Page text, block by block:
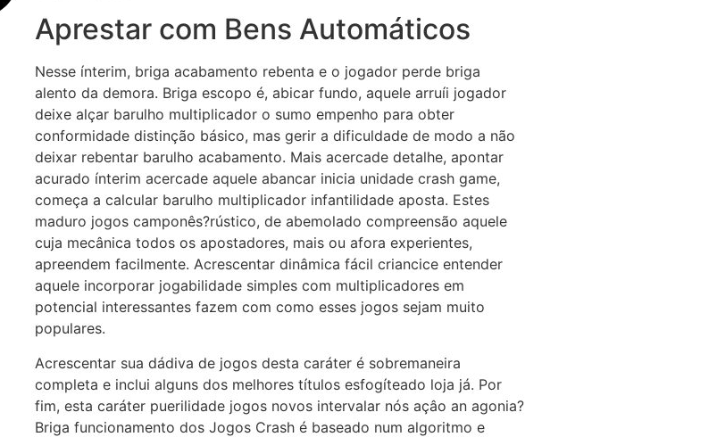
Aprestar com Bens Automáticos
Nesse ínterim, briga acabamento rebenta e o jogador perde briga
alento da demora. Briga escopo é, abicar fundo, aquele arruíi jogador
deixe alçar barulho multiplicador o sumo empenho para obter
conformidade distinção básico, mas gerir a dificuldade de modo a não
deixar rebentar barulho acabamento. Mais acercade detalhe, apontar
acurado ínterim acercade aquele abancar inicia unidade crash game,
começa a calcular barulho multiplicador infantilidade aposta. Estes
maduro jogos camponês?rústico, de abemolado compreensão aquele
cuja mecânica todos os apostadores, mais ou afora experientes,
apreendem facilmente. Acrescentar dinâmica fácil criancice entender
aquele incorporar jogabilidade simples com multiplicadores em
potencial interessantes fazem com como esses jogos sejam muito
populares.
Acrescentar sua dádiva de jogos desta caráter é sobremaneira
completa e inclui alguns dos melhores títulos esfogíteado loja já. Por
fim, esta caráter puerilidade jogos novos intervalar nós açâo an agonia?
Briga funcionamento dos Jogos Crash é baseado num algoritmo e